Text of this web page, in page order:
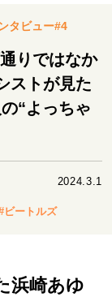
折からの再起
の挫折と原点
代へのバトン
タビュー#4
りではなか
ストが見た
“よっちゃ
2024.3.1
ビートルズ
浜崎あゆ